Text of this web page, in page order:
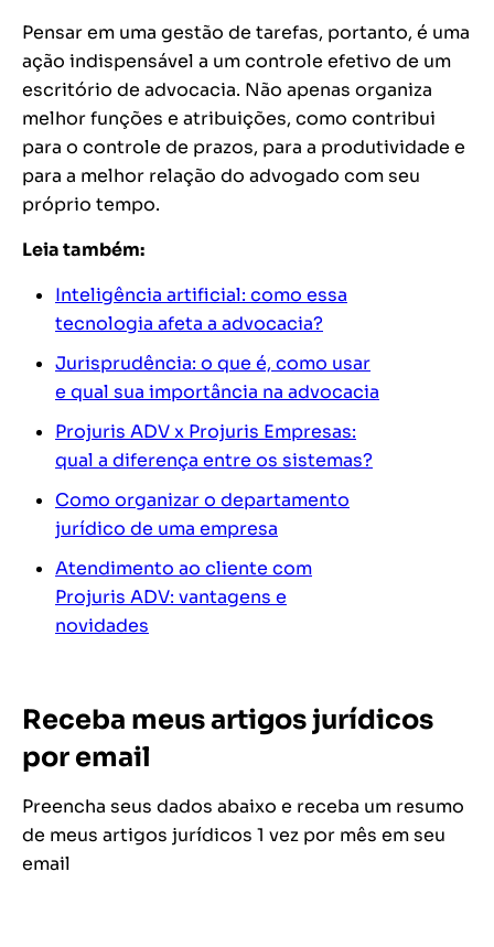
Pensar em uma gestão de tarefas, portanto, é uma
ação indispensável a um controle efetivo de um
escritório de advocacia. Não apenas organiza
melhor funções e atribuições, como contribui
para o controle de prazos, para a produtividade e
para a melhor relação do advogado com seu
próprio tempo.
Leia também:
Inteligência artificial: como essa
tecnologia afeta a advocacia?
Jurisprudência: o que é, como usar
e qual sua importância na advocacia
Projuris ADV x Projuris Empresas:
qual a diferença entre os sistemas?
Como organizar o departamento
jurídico de uma empresa
Atendimento ao cliente com
Projuris ADV: vantagens e
novidades
Receba meus artigos jurídicos
por email
Preencha seus dados abaixo e receba um resumo
de meus artigos jurídicos 1 vez por mês em seu
email